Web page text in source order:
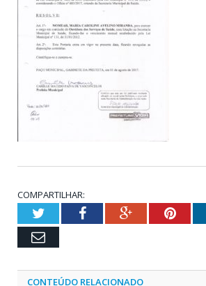
COMPARTILHAR:
TwitterFacebookGoogle+
Email
CONTEÚDO RELACIONADO